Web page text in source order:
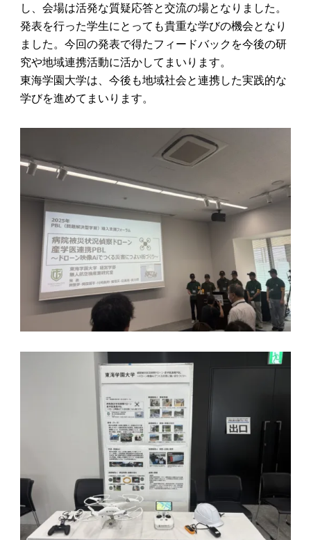
し、会場は活発な質疑応答と交流の場となりました。
発表を行った学生にとっても貴重な学びの機会となり
ました。今回の発表で得たフィードバックを今後の研
究や地域連携活動に活かしてまいります。
東海学園大学は、今後も地域社会と連携した実践的な
学びを進めてまいります。